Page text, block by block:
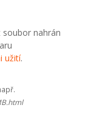
nahrán
užití.